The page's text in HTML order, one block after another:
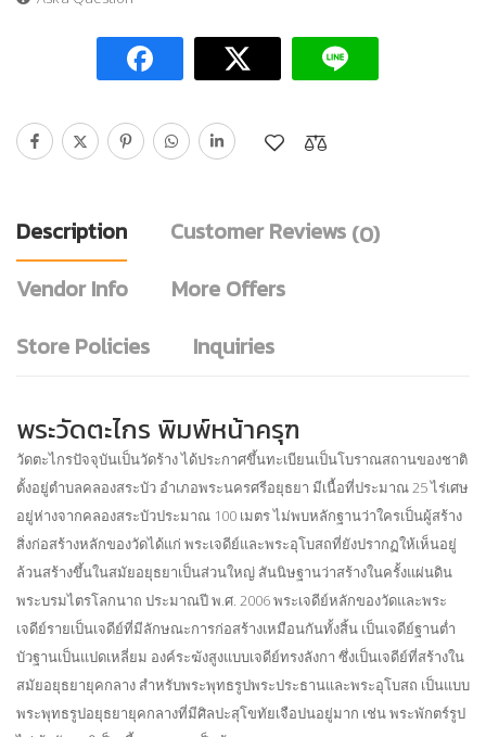
Description Customer Reviews (0)
Vendor Info
More Offers
Store Policies
Inquiries
พระวัดตะไกร พิมพ์หน้าครุฑ
วัดตะไกรปัจจุบันเป็นวัดร้าง ได้ประกาศขึ้นทะเบียนเป็นโบราณสถานของชาติ
ตั้งอยู่ตำบลคลองสระบัว อำเภอพระนครศรีอยุธยา มีเนื้อที่ประมาณ 25 ไร่เศษ
อยู่ห่างจากคลองสระบัวประมาณ 100 เมตร ไม่พบหลักฐานว่าใครเป็นผู้สร้าง
สิ่งก่อสร้างหลักของวัดได้แก่ พระเจดีย์และพระอุโบสถที่ยังปรากฏให้เห็นอยู่
ล้วนสร้างขึ้นในสมัยอยุธยาเป็นส่วนใหญ่ สันนิษฐานว่าสร้างในครั้งแผ่นดิน
พระบรมไตรโลกนาถ ประมาณปี พ.ศ. 2006 พระเจดีย์หลักของวัดและพระ
เจดีย์รายเป็นเจดีย์ที่มีลักษณะการก่อสร้างเหมือนกันทั้งสิ้น เป็นเจดีย์ฐานต่ำ
บัวฐานเป็นแปดเหลี่ยม องค์ระฆังสูงแบบเจดีย์ทรงลังกา ซึ่งเป็นเจดีย์ที่สร้างใน
สมัยอยุธยายุคกลาง สำหรับพระพุทธรูปพระประธานและพระอุโบสถ เป็นแบบ
พระพุทธรูปอยุธยายุคกลางที่มีศิลปะสุโขทัยเจือปนอยู่มาก เช่น พระพักตร์รูป